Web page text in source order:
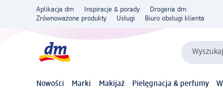
Aplikacja dm Inspiracje & porady
Drogeria dm
Zrównoważone produkty
Usługi Biuro obsługi klienta
Nowości Marki Makijaż Pielęgnacja & perfumy